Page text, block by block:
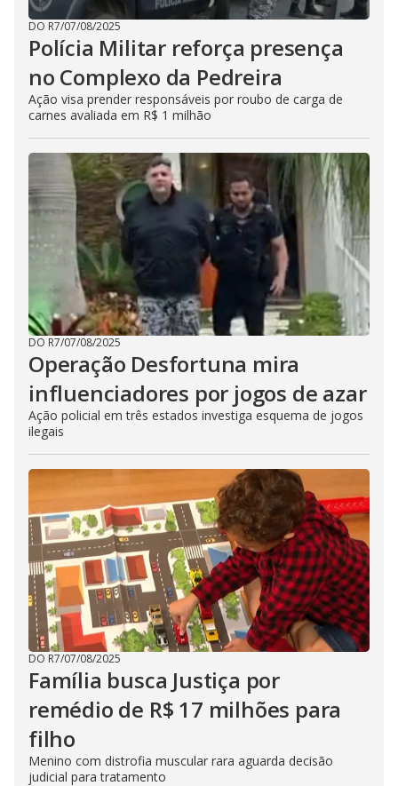
DO R7/07/08/2025
Polícia Militar reforça presença
no Complexo da Pedreira
Ação visa prender responsáveis por roubo de carga de
carnes avaliada em R$ 1 milhão
DO R7/07/08/2025
Operação Desfortuna mira
influenciadores por jogos de azar
Ação policial em três estados investiga esquema de jogos
ilegais
DO R7/07/08/2025
Família busca Justiça por
remédio de R$ 17 milhões para
filho
Menino com distrofia muscular rara aguarda decisão
judicial para tratamento